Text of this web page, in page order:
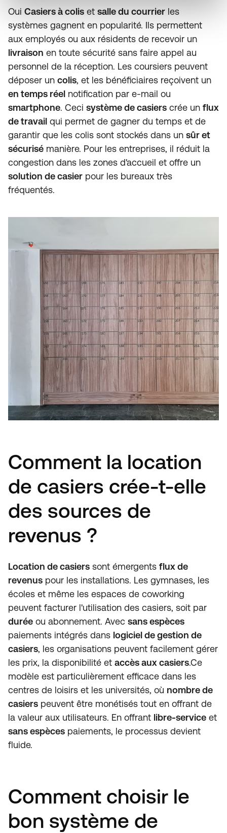
Oui Casiers à colis et salle du courrier les
systèmes gagnent en popularité. Ils permettent
aux employés ou aux résidents de recevoir un
livraison en toute sécurité sans faire appel au
personnel de la réception. Les coursiers peuvent
déposer un colis, et les bénéficiaires reçoivent un
en temps réel notification par e-mail ou
smartphone. Ceci système de casiers crée un flux
de travail qui permet de gagner du temps et de
garantir que les colis sont stockés dans un sûr et
sécurisé manière. Pour les entreprises, il réduit la
congestion dans les zones d'accueil et offre un
solution de casier pour les bureaux très
fréquentés.
Comment la location
de casiers crée-t-elle
des sources de
revenus ?
Location de casiers sont émergents flux de
revenus pour les installations. Les gymnases, les
écoles et même les espaces de coworking
peuvent facturer l'utilisation des casiers, soit par
durée ou abonnement. Avec sans espèces
paiements intégrés dans logiciel de gestion de
casiers, les organisations peuvent facilement gérer
les prix, la disponibilité et accès aux casiers.Ce
modèle est particulièrement efficace dans les
centres de loisirs et les universités, où nombre de
casiers peuvent être monétisés tout en offrant de
la valeur aux utilisateurs. En offrant libre-service et
sans espèces paiements, le processus devient
fluide.
Comment choisir le
bon système de